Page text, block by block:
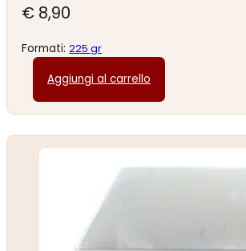
€ 8,90
Formati:225 gr
Aggiungi al carrello